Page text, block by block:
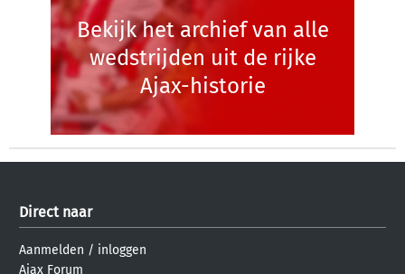
Bekijk het archief van alle
wedstrijden uit de rijke
Ajax-historie
Direct naar
Aanmelden / inloggen
Ajax Forum